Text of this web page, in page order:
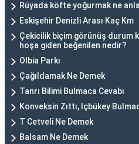
Rüyada köfte yoğurmak ne
Eskişehir Denizli Arası Kaç Km
Çekicilik biçim görünüş durum
hoşa giden beğenilen nedir?
Olbia Parkı
Çağıldamak Ne Demek
Tanrı Bilimi Bulmaca Cevabı
Konveksin Zıttı, Içbükey
T Cetveli Ne Demek
Balsam Ne Demek